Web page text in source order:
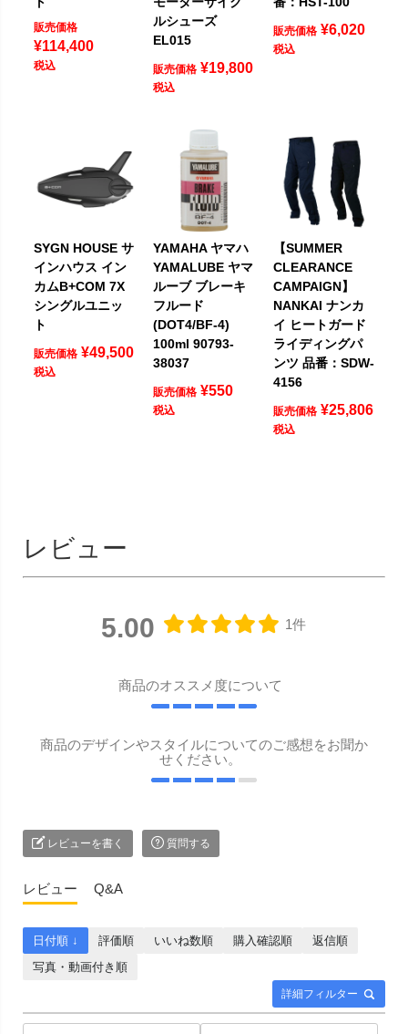
販売価格
¥114,400
税込
ルシューズ
EL015
販売価格 ¥19,800
税込
販売価格 ¥6,020
税込
SYGN HOUSE サ
インハウス イン
カムB+COM 7X
シングルユニッ
ト
販売価格 ¥49,500
税込
YAMAHA ヤマハ
YAMALUBE ヤマ
ルーブ ブレーキ
フルード
(DOT4/BF-4)
100ml 90793-
38037
販売価格 ¥550
税込
【SUMMER
CLEARANCE
CAMPAIGN】
NANKAI ナンカ
イ ヒートガード
ライディングパ
ンツ 品番：SDW-
4156
販売価格 ¥25,806
税込
レビュー
5.00 1件
商品のオススメ度について
商品のデザインやスタイルについてのご感想をお聞か
せください。
レビューを書く 質問する
レビュー Q&A
詳細フィルター
日付順 ↓ 評価順 いいね数順 購入確認順
返信順
写真・動画付き順